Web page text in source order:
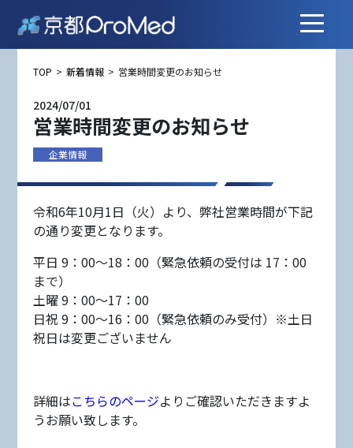
content
TOP > 新着情報 > 営業時間変更のお知らせ
2024/07/01
営業時間変更のお知らせ
企業情報
令和6年10月1日（火）より、弊社営業時間が下記
の通り変更となります。
平日 9：00～18：00（緊急依頼の受付は 17：00
まで）
土曜 9：00～17：00
日祝 9：00～16：00（緊急依頼のみ受付）※土日
祝日は変更ございません
詳細はこちらのページよりご確認いただきますよ
うお願い致します。